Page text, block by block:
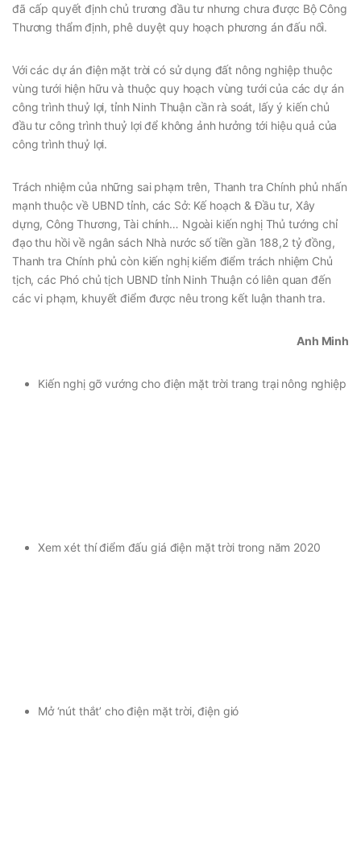
đã cấp quyết định chủ trương đầu tư nhưng chưa được Bộ Công
Thương thẩm định, phê duyệt quy hoạch phương án đấu nối.
Với các dự án điện mặt trời có sử dụng đất nông nghiệp thuộc
vùng tưới hiện hữu và thuộc quy hoạch vùng tưới của các dự án
công trình thuỷ lợi, tỉnh Ninh Thuận cần rà soát, lấy ý kiến chủ
đầu tư công trình thuỷ lợi để không ảnh hưởng tới hiệu quả của
công trình thuỷ lợi.
Trách nhiệm của những sai phạm trên, Thanh tra Chính phủ nhấn
mạnh thuộc về UBND tỉnh, các Sở: Kế hoạch & Đầu tư, Xây
dựng, Công Thương, Tài chính… Ngoài kiến nghị Thủ tướng chỉ
đạo thu hồi về ngân sách Nhà nước số tiền gần 188,2 tỷ đồng,
Thanh tra Chính phủ còn kiến nghị kiểm điểm trách nhiệm Chủ
tịch, các Phó chủ tịch UBND tỉnh Ninh Thuận có liên quan đến
các vi phạm, khuyết điểm được nêu trong kết luận thanh tra.
Anh Minh
Kiến nghị gỡ vướng cho điện mặt trời trang trại nông nghiệp
Xem xét thí điểm đấu giá điện mặt trời trong năm 2020
Mở ‘nút thắt’ cho điện mặt trời, điện gió